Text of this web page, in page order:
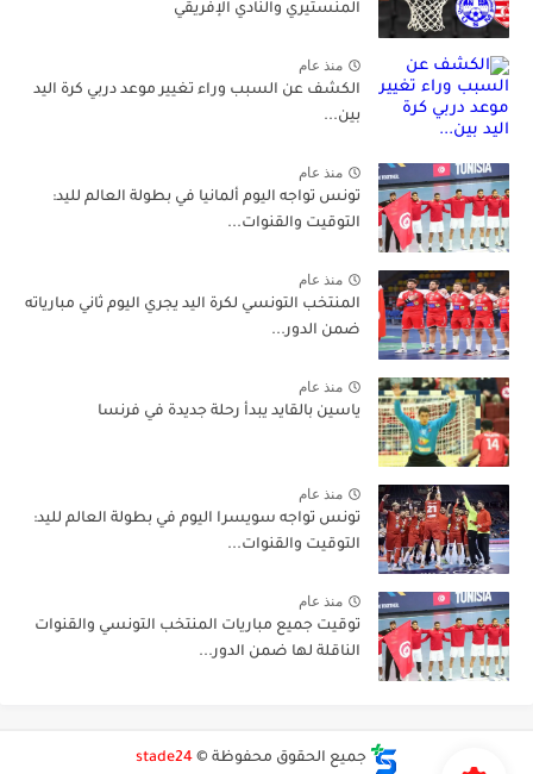
المنستيري والنادي الإفريقي
منذ عام
الكشف عن السبب وراء تغيير موعد دربي كرة اليد
بين...
منذ عام
تونس تواجه اليوم ألمانيا في بطولة العالم لليد:
التوقيت والقنوات...
منذ عام
المنتخب التونسي لكرة اليد يجري اليوم ثاني مبارياته
ضمن الدور...
منذ عام
ياسين بالقايد يبدأ رحلة جديدة في فرنسا
منذ عام
تونس تواجه سويسرا اليوم في بطولة العالم لليد:
التوقيت والقنوات...
منذ عام
توقيت جميع مباريات المنتخب التونسي والقنوات
الناقلة لها ضمن الدور...
جميع الحقوق محفوظة © stade24